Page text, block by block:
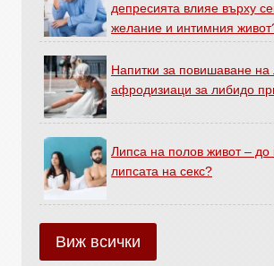
депресията влияе върху
желание и интимния
Напитки за повишаване на
афродизиаци за либидо
Липса на полов живот – до
липсата на секс?
Виж всички